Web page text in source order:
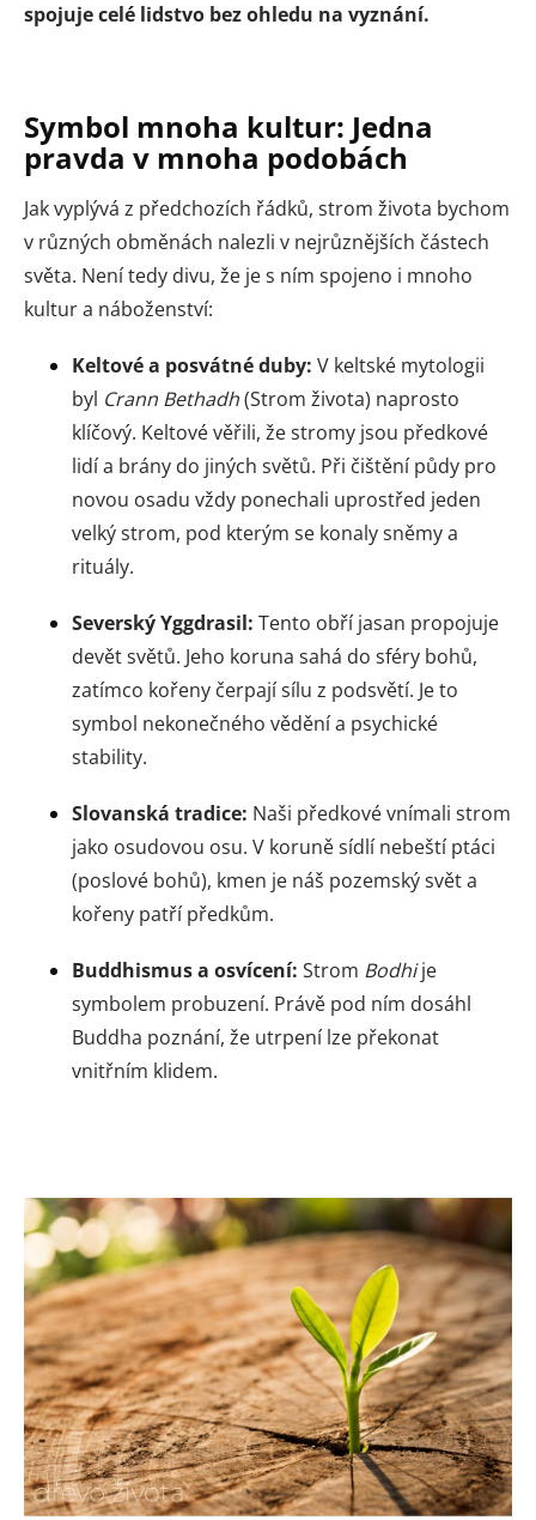
spojuje celé lidstvo bez ohledu na vyznání.
Symbol mnoha kultur: Jedna
pravda v mnoha podobách
Jak vyplývá z předchozích řádků, strom života bychom
v různých obměnách nalezli v nejrůznějších částech
světa. Není tedy divu, že je s ním spojeno i mnoho
kultur a náboženství:
Keltové a posvátné duby: V keltské mytologii
byl Crann Bethadh(Strom života) naprosto
klíčový. Keltové věřili, že stromy jsou předkové
lidí a brány do jiných světů. Při čištění půdy pro
novou osadu vždy ponechali uprostřed jeden
velký strom, pod kterým se konaly sněmy a
rituály.
Severský Yggdrasil: Tento obří jasan propojuje
devět světů. Jeho koruna sahá do sféry bohů,
zatímco kořeny čerpají sílu z podsvětí. Je to
symbol nekonečného vědění a psychické
stability.
Slovanská tradice: Naši předkové vnímali strom
jako osudovou osu. V koruně sídlí nebeští ptáci
(poslové bohů), kmen je náš pozemský svět a
kořeny patří předkům.
Buddhismus a osvícení: Strom Bodhije
symbolem probuzení. Právě pod ním dosáhl
Buddha poznání, že utrpení lze překonat
vnitřním klidem.